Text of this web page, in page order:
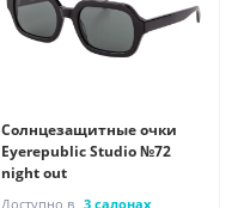
Солнцезащитные очки
Eyerepublic Studio №72
night out
Доступно в 3 салонах